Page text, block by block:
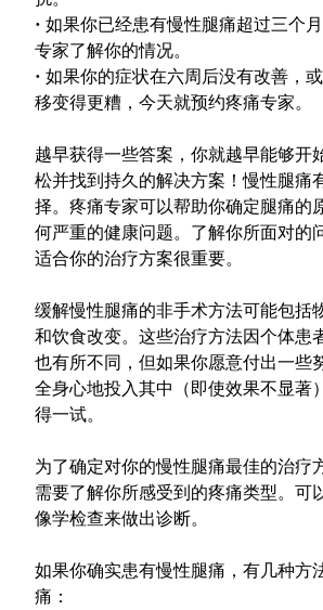
• 如果你已经患有慢性腿痛超过三个
专家了解你的情况。
• 如果你的症状在六周后没有改善，
移变得更糟，今天就预约疼痛专家。
越早获得一些答案，你就越早能够开
松并找到持久的解决方案！慢性腿痛
择。疼痛专家可以帮助你确定腿痛的
何严重的健康问题。了解你所面对的
适合你的治疗方案很重要。
缓解慢性腿痛的非手术方法可能包括
和饮食改变。这些治疗方法因个体患
也有所不同，但如果你愿意付出一些
全身心地投入其中（即使效果不显著
得一试。
为了确定对你的慢性腿痛最佳的治疗
需要了解你所感受到的疼痛类型。可
像学检查来做出诊断。
如果你确实患有慢性腿痛，有几种方
痛：